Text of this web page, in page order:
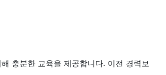
충분한 교육을 제공합니다. 이전 경력보